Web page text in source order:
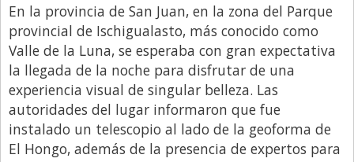
Responsabilidad Social
Salidas
Santa Fe
Show Business
Sociedad
En la provincia de San Juan, en la zona del Parque
provincial de Ischigualasto, más conocido como
Valle de la Luna, se esperaba con gran expectativa
la llegada de la noche para disfrutar de una
experiencia visual de singular belleza. Las
autoridades del lugar informaron que fue
instalado un telescopio al lado de la geoforma de
El Hongo, además de la presencia de expertos para